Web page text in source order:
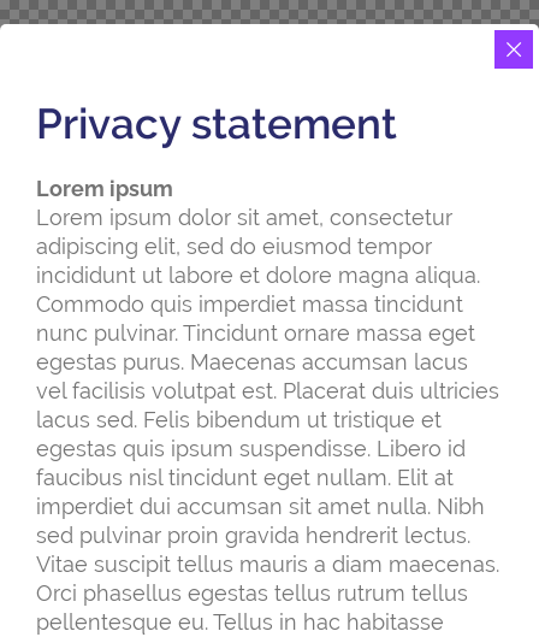
Privacy statement
Lorem ipsum
Lorem ipsum dolor sit amet, consectetur
adipiscing elit, sed do eiusmod tempor
incididunt ut labore et dolore magna aliqua.
Commodo quis imperdiet massa tincidunt
nunc pulvinar. Tincidunt ornare massa eget
egestas purus. Maecenas accumsan lacus
vel facilisis volutpat est. Placerat duis ultricies
lacus sed. Felis bibendum ut tristique et
egestas quis ipsum suspendisse. Libero id
faucibus nisl tincidunt eget nullam. Elit at
imperdiet dui accumsan sit amet nulla. Nibh
sed pulvinar proin gravida hendrerit lectus.
Vitae suscipit tellus mauris a diam maecenas.
Orci phasellus egestas tellus rutrum tellus
pellentesque eu. Tellus in hac habitasse